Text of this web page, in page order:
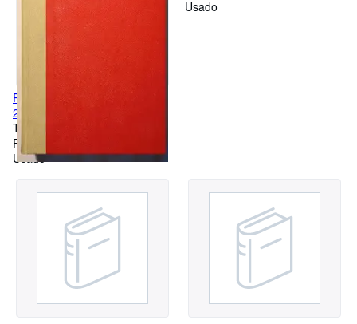
Repertorio de Jurisprudencia
2000 Volumen VI (Tomo LXVI)
Tapa dura
Primera edición
Usado
Usado